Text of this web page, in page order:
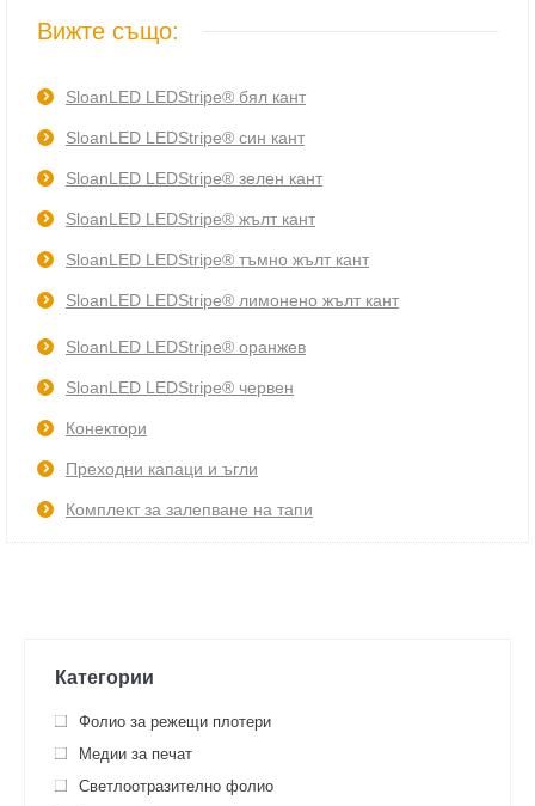
Вижте също:
SloanLED LEDStripe® бял кант
SloanLED LEDStripe® син кант
SloanLED LEDStripe® зелен кант
SloanLED LEDStripe® жълт кант
SloanLED LEDStripe® тъмно жълт кант
SloanLED LEDStripe® лимонено жълт кант
SloanLED LEDStripe® оранжев
SloanLED LEDStripe® червен
Конектори
Преходни капаци и ъгли
Комплект за залепване на тапи
Категории
Фолио за режещи плотери
Медии за печат
Светлоотразително фолио